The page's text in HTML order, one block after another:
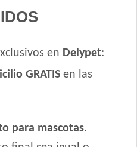
en Delypet:
GRATIS en las
para mascotas.